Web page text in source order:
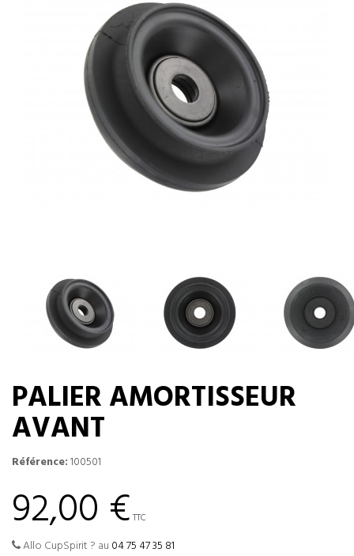
PALIER AMORTISSEUR
AVANT
Référence:100501
92,00 € TTC
Allo CupSpirit ? au 04 75 47 35 81